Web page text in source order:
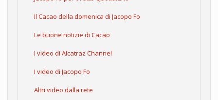
Il Cacao della domenica di Jacopo Fo
Le buone notizie di Cacao
I video di Alcatraz Channel
I video di Jacopo Fo
Altri video dalla rete